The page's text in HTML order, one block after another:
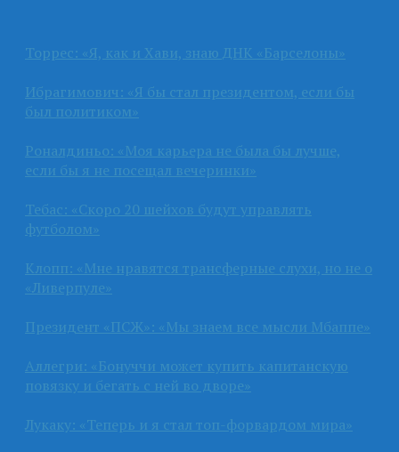
Торрес: «Я, как и Хави, знаю ДНК «Барселоны»
Ибрагимович: «Я бы стал президентом, если бы
был политиком»
Роналдиньо: «Моя карьера не была бы лучше,
если бы я не посещал вечеринки»
Тебас: «Скоро 20 шейхов будут управлять
футболом»
Клопп: «Мне нравятся трансферные слухи, но не о
«Ливерпуле»
Президент «ПСЖ»: «Мы знаем все мысли Мбаппе»
Аллегри: «Бонуччи может купить капитанскую
повязку и бегать с ней во дворе»
Лукаку: «Теперь и я стал топ-форвардом мира»